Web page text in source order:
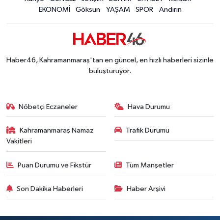
Kahramanmaraş'ta 45 Milyon TL'lik Yatırım
13:53 |KAFUM'da Rock Gecesi! Zakkum
Kahramanmaraş-Göksun Yolunu Kullananlar
Kahramanmaraş'ın Tarihi Mirası İçin Ankara'da
EKONOMİ
Göksun YAŞAM SPOR Andırın
Haber46, Kahramanmaraş'tan en güncel, en hızlı haberleri sizinle
buluşturuyor.
Nöbetçi Eczaneler Hava Durumu
Kahramanmaraş Namaz
Vakitleri
Trafik Durumu
Puan Durumu ve Fikstür Tüm Manşetler
Son Dakika Haberleri Haber Arşivi